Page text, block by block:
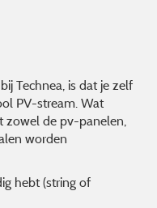
Technea, is dat je zelf
PV-stream. Wat
zowel de pv-panelen,
worden
hebt (string of